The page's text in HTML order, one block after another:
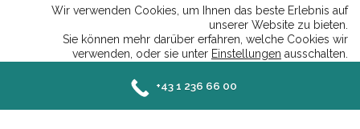
Bestattungskosten Griechenland
Bestattungskosten Bosnien
Bestattungskosten Afganhistan
Wir verwenden Cookies, um Ihnen das beste Erlebnis auf
unserer Website zu bieten.
Sie können mehr darüber erfahren, welche Cookies wir
verwenden, oder sie unter Einstellungen ausschalten.
Ablehnen Einstellungen
+43 1 236 66 00